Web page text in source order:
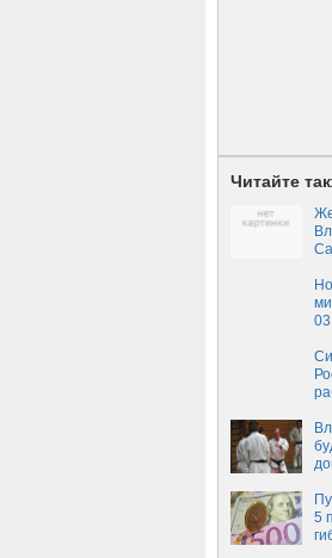
Читайте
5